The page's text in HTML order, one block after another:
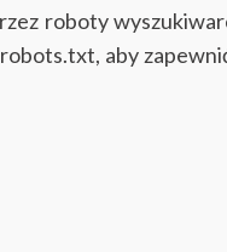
roboty
aby